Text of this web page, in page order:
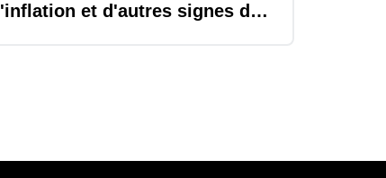
l'inflation et d'autres signes de